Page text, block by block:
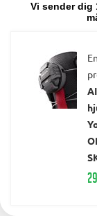
Lollandsvej 29
Telefon: 64 41 11 66
mail@olholm.dk
CVR-nummer:
Opret kundekonto
Vi sender dig
par nye
Email